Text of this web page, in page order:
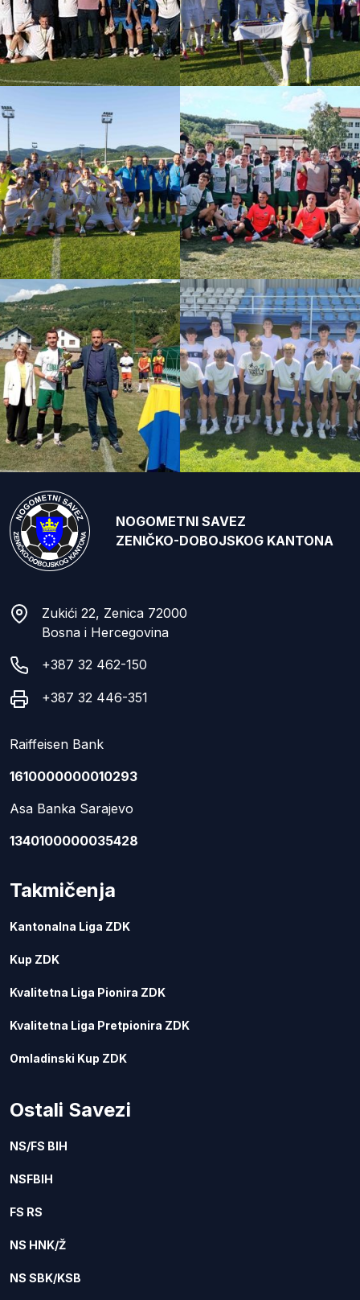
NOGOMETNI SAVEZ
ZENIČKO-DOBOJSKOG KANTONA
Zukići 22, Zenica 72000
Bosna i Hercegovina
+387 32 462-150
+387 32 446-351
Raiffeisen Bank
1610000000010293
Asa Banka Sarajevo
1340100000035428
Takmičenja
Kantonalna Liga ZDK
Kup ZDK
Kvalitetna Liga Pionira ZDK
Kvalitetna Liga Pretpionira ZDK
Omladinski Kup ZDK
Ostali Savezi
NS/FS BIH
NSFBIH
FS RS
NS HNK/Ž
NS SBK/KSB